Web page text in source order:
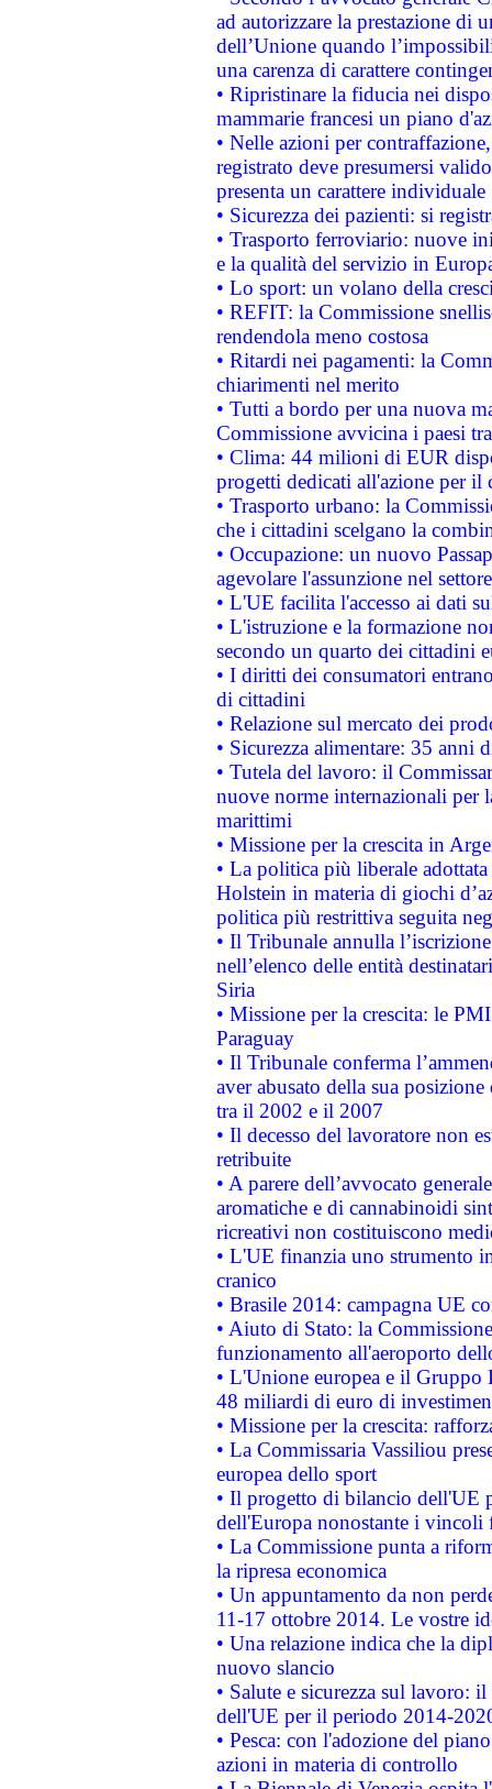
ad autorizzare la prestazione di
dell’Unione quando
una carenza di carattere
• Ripristinare la fiducia nei
mammarie francesi un piano
• Nelle azioni per
registrato deve presumersi
presenta un carattere individuale
• Sicurezza dei pazienti: si
• Trasporto ferroviario: nuove
e la qualità del servizio in
• Lo sport: un volano della
• REFIT: la Commissione
rendendola meno costosa
• Ritardi nei pagamenti: la
chiarimenti nel merito
• Tutti a bordo per una nuova
Commissione avvicina i paesi
• Clima: 44 milioni di EUR
progetti dedicati all'azione per il
• Trasporto urbano: la
che i cittadini scelgano la
• Occupazione: un nuovo
agevolare l'assunzione nel
• L'UE facilita l'accesso ai dati
• L'istruzione e la formazione
secondo un quarto dei cittadini
• I diritti dei consumatori
di cittadini
• Relazione sul mercato dei
• Sicurezza alimentare: 35 anni
• Tutela del lavoro: il
nuove norme internazionali per
marittimi
• Missione per la crescita in
• La politica più liberale
Holstein in materia di giochi
politica più restrittiva seguita
• Il Tribunale annulla
nell’elenco delle entità
Siria
• Missione per la crescita: le
Paraguay
• Il Tribunale conferma
aver abusato della sua
tra il 2002 e il 2007
• Il decesso del lavoratore non
retribuite
• A parere dell’avvocato
aromatiche e di cannabinoidi
ricreativi non costituiscono
• L'UE finanzia uno strumento
cranico
• Brasile 2014: campagna UE
• Aiuto di Stato: la
funzionamento all'aeroporto
• L'Unione europea e il
48 miliardi di euro di
• Missione per la crescita:
• La Commissaria Vassiliou
europea dello sport
• Il progetto di bilancio dell'UE
dell'Europa nonostante i vincoli
• La Commissione punta a
la ripresa economica
• Un appuntamento da non
11-17 ottobre 2014. Le vostre
• Una relazione indica che la
nuovo slancio
• Salute e sicurezza sul lavoro:
dell'UE per il periodo 2014-
• Pesca: con l'adozione del
azioni in materia di controllo